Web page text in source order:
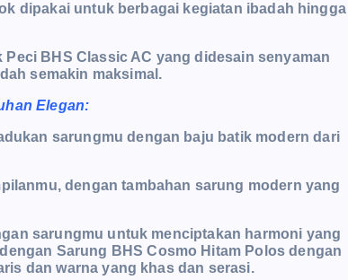
dipakai untuk berbagai kegiatan ibadah hingga
BHS Classic AC yang didesain senyaman
semakin maksimal.
Elegan:
sarungmu dengan baju batik modern dari
dengan tambahan sarung modern yang
sarungmu untuk menciptakan harmoni yang
Sarung BHS Cosmo Hitam Polos dengan
dan warna yang khas dan serasi.